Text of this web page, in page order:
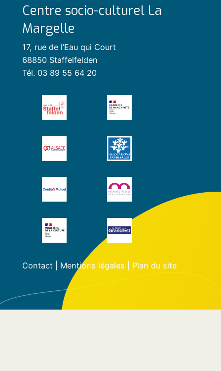
Centre socio-culturel La
Margelle
17, rue de l’Eau qui Court
68850 Staffelfelden
Tél. 03 89 55 64 20
Contact| Mentions légales Plan du site